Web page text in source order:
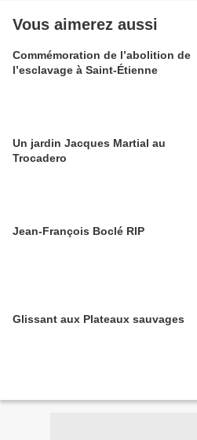
Vous aimerez aussi
Commémoration de l’abolition de
l’esclavage à Saint-Étienne
Un jardin Jacques Martial au
Trocadero
Jean-François Boclé RIP
Glissant aux Plateaux sauvages